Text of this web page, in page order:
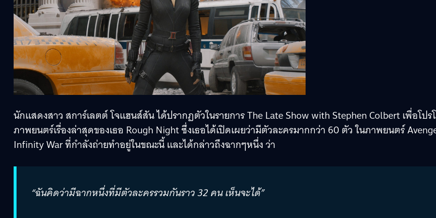
นักแสดงสาว สการ์เลตต์ โจแฮนส์สัน ได้ปรากฏตัวในรายการ The Late Show with Stephen Colbert เพื่อโปร
ภาพยนตร์เรื่องล่าสุดของเธอ Rough Night ซึ่งเธอได้เปิดเผยว่ามีตัวละครมากกว่า 60 ตัว ในภาพยนตร์
Infinity War ที่กำลังถ่ายทำอยู่ในขณะนี้ และได้กล่าวถึงฉากๆหนึ่ง ว่า
“ฉันคิดว่ามีฉากหนึ่งที่มีตัวละครรวมกันราว 32 คน เห็นจะได้”